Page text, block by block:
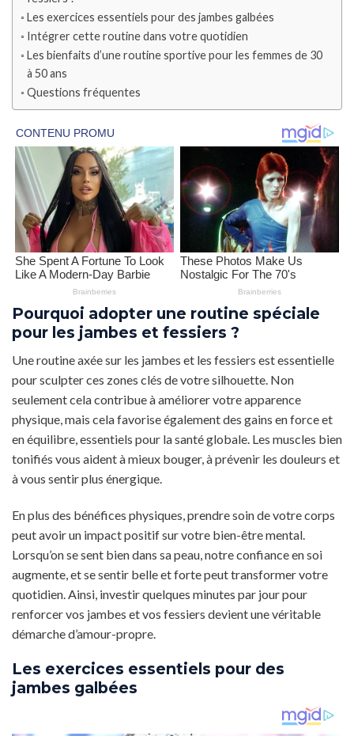
Les exercices essentiels pour des jambes galbées
Intégrer cette routine dans votre quotidien
Les bienfaits d’une routine sportive pour les femmes de 30
à 50 ans
Questions fréquentes
Pourquoi adopter une routine spéciale
pour les jambes et fessiers ?
Une routine axée sur les jambes et les fessiers est essentielle
pour sculpter ces zones clés de votre silhouette. Non
seulement cela contribue à améliorer votre apparence
physique, mais cela favorise également des gains en force et
en équilibre, essentiels pour la santé globale. Les muscles bien
tonifiés vous aident à mieux bouger, à prévenir les douleurs et
à vous sentir plus énergique.
En plus des bénéfices physiques, prendre soin de votre corps
peut avoir un impact positif sur votre bien-être mental.
Lorsqu’on se sent bien dans sa peau, notre confiance en soi
augmente, et se sentir belle et forte peut transformer votre
quotidien. Ainsi, investir quelques minutes par jour pour
renforcer vos jambes et vos fessiers devient une véritable
démarche d’amour-propre.
Les exercices essentiels pour des
jambes galbées